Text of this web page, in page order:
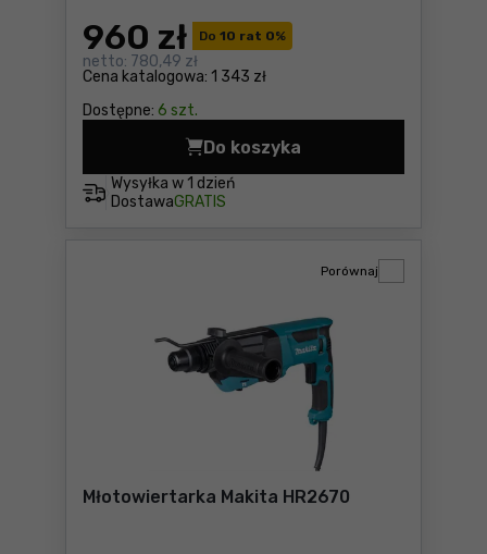
Do 10 rat 0%
Cena katalogowa: 1 343 zł
960 zł
netto: 780,49 zł
Dostępne: 6 szt.
Wysyłka w 1 dzień
DostawaGRATIS
Do koszyka
Młotowiertarka Makita
Młotowiertarka Makita HR2670
Porównaj